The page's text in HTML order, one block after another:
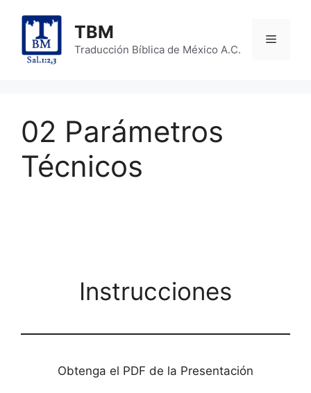
content
TBM
Traducción Bíblica de México A.C.
Menu
02 Parámetros
Técnicos
Instrucciones
Obtenga el PDF de la Presentación